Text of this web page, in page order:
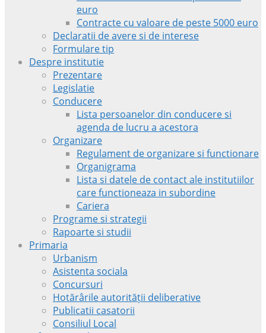
euro
Contracte cu valoare de peste 5000 euro
Declaratii de avere si de interese
Formulare tip
Despre institutie
Prezentare
Legislatie
Conducere
Lista persoanelor din conducere si
agenda de lucru a acestora
Organizare
Regulament de organizare si functionare
Organigrama
Lista si datele de contact ale institutiilor
care functioneaza in subordine
Cariera
Programe si strategii
Rapoarte si studii
Primaria
Urbanism
Asistenta sociala
Concursuri
Hotărârile autorității deliberative
Publicatii casatorii
Consiliul Local